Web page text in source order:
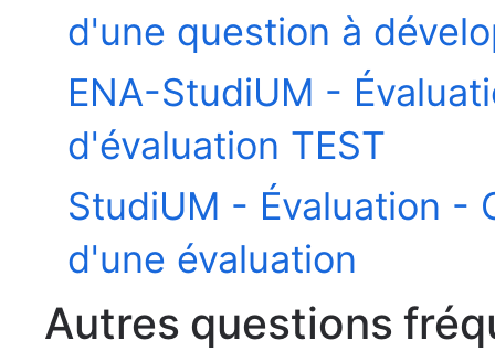
d'une question à
ENA-StudiUM -
d'évaluation TEST
StudiUM - Évaluation -
d'une évaluation
Autres questions